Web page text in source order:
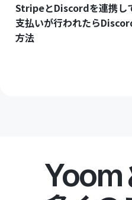
StripeとDiscordを連携し
支払いが行われたら
方法
Yoom